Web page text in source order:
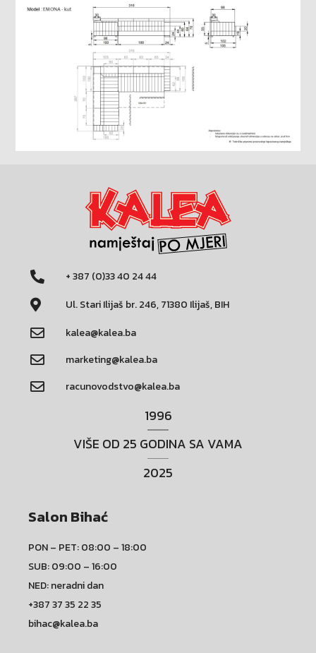
+ 387 (0)33 40 24 44
Ul. Stari Ilijaš br. 246, 71380 Ilijaš, BIH
kalea@kalea.ba
marketing@kalea.ba
racunovodstvo@kalea.ba
1996
VIŠE OD 25 GODINA SA VAMA
2025
Salon Bihać
PON – PET: 08:00 – 18:00
SUB: 09:00 – 16:00
NED: neradni dan
+387 37 35 22 35
bihac@kalea.ba